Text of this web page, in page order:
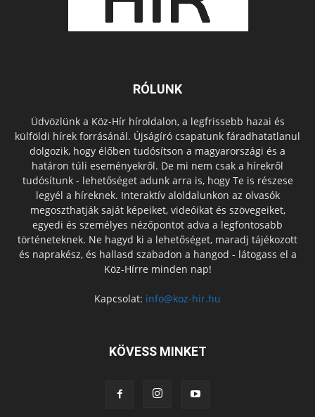
RÓLUNK
Üdvözlünk a Köz-Hír híroldalon, a legfrissebb hazai és
külföldi hírek forrásánál. Újságíró csapatunk fáradhatatlanul
dolgozik, hogy élőben tudósítson a magyarországi és a
határon túli eseményekről. De mi nem csak a hírekről
tudósítunk - lehetőséget adunk arra is, hogy Te is részese
legyél a híreknek. Interaktív aloldalunkon az olvasók
megoszthatják saját képeiket, videóikat és szövegeiket,
egyedi és személyes nézőpontot adva a legfontosabb
történeteknek. Ne hagyd ki a lehetőséget, maradj tájékozott
és naprakész, és hallasd szabadon a hangod - látogass el a
Köz-Hírre minden nap!
Kapcsolat: info@koz-hir.hu
KÖVESS MINKET